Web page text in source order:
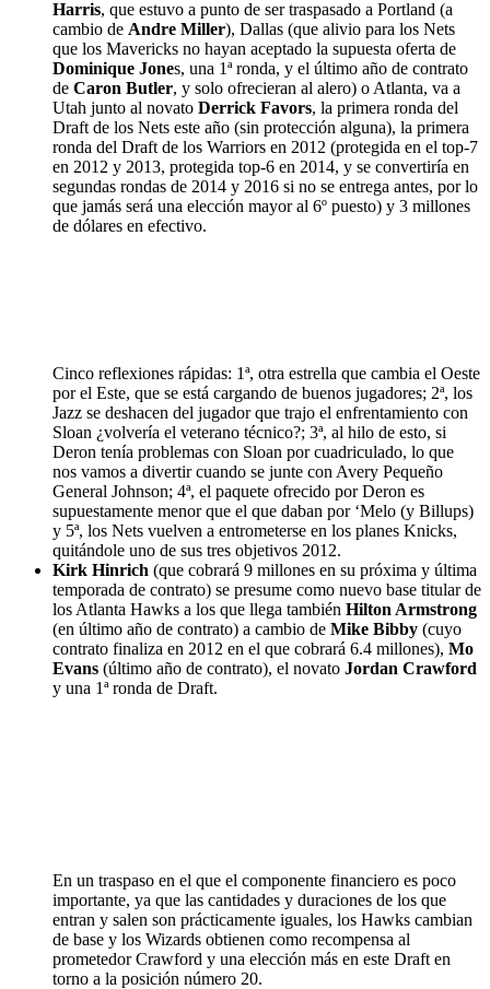
Harris, que estuvo a punto de ser traspasado a Portland (a
cambio de Andre Miller), Dallas (que alivio para los Nets
que los Mavericks no hayan aceptado la supuesta oferta de
Dominique Jones, una 1ª ronda, y el último año de contrato
de Caron Butler, y solo ofrecieran al alero) o Atlanta, va a
Utah junto al novato Derrick Favors, la primera ronda del
Draft de los Nets este año (sin protección alguna), la primera
ronda del Draft de los Warriors en 2012 (protegida en el top-7
en 2012 y 2013, protegida top-6 en 2014, y se convertiría en
segundas rondas de 2014 y 2016 si no se entrega antes, por lo
que jamás será una elección mayor al 6º puesto) y 3 millones
de dólares en efectivo.
Cinco reflexiones rápidas: 1ª, otra estrella que cambia el Oeste
por el Este, que se está cargando de buenos jugadores; 2ª, los
Jazz se deshacen del jugador que trajo el enfrentamiento con
Sloan ¿volvería el veterano técnico?; 3ª, al hilo de esto, si
Deron tenía problemas con Sloan por cuadriculado, lo que
nos vamos a divertir cuando se junte con Avery Pequeño
General Johnson; 4ª, el paquete ofrecido por Deron es
supuestamente menor que el que daban por ‘Melo (y Billups)
y 5ª, los Nets vuelven a entrometerse en los planes Knicks,
quitándole uno de sus tres objetivos 2012.
Kirk Hinrich (que cobrará 9 millones en su próxima y última
temporada de contrato) se presume como nuevo base titular de
los Atlanta Hawks a los que llega también Hilton Armstrong
(en último año de contrato) a cambio de Mike Bibby (cuyo
contrato finaliza en 2012 en el que cobrará 6.4 millones), Mo
Evans (último año de contrato), el novato Jordan Crawford
y una 1ª ronda de Draft.
En un traspaso en el que el componente financiero es poco
importante, ya que las cantidades y duraciones de los que
entran y salen son prácticamente iguales, los Hawks cambian
de base y los Wizards obtienen como recompensa al
prometedor Crawford y una elección más en este Draft en
torno a la posición número 20.